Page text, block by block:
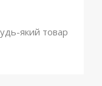
який товар